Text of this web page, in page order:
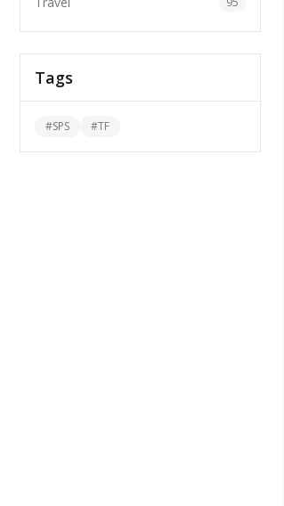
Tags
#SPS #TF